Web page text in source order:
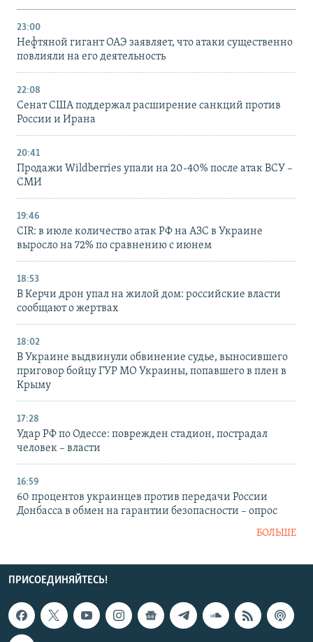
23:00
Нефтяной гигант ОАЭ заявляет, что атаки существенно
повлияли на его деятельность
22:08
Сенат США поддержал расширение санкций против
России и Ирана
20:41
Продажи Wildberries упали на 20-40% после атак ВСУ –
СМИ
19:46
CIR: в июле количество атак РФ на АЗС в Украине
выросло на 72% по сравнению с июнем
18:53
В Керчи дрон упал на жилой дом: российские власти
сообщают о жертвах
18:02
В Украине выдвинули обвинение судье, выносившего
приговор бойцу ГУР МО Украины, попавшего в плен в
Крыму
17:28
Удар РФ по Одессе: поврежден стадион, пострадал
человек – власти
16:59
60 процентов украинцев против передачи России
Донбасса в обмен на гарантии безопасности – опрос
БОЛЬШЕ
ПРИСОЕДИНЯЙТЕСЬ!